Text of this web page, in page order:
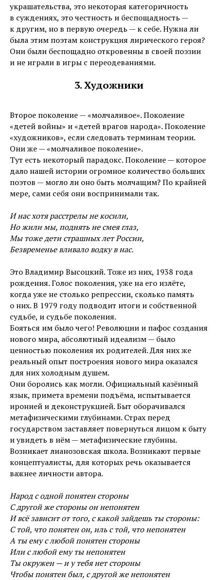
украшательства, это некоторая категоричность
в суждениях, это честность и беспощадность —
к другим, но в первую очередь — к себе. Нужна ли
была этим поэтам конструкция лирического героя?
Они были беспощадно откровенны в своей поэзии
и не играли в игры с переодеваниями.
3. Художники
Второе поколение — «молчаливое». Поколение
«детей войны» и «детей врагов народа». Поколение
«художников», если следовать терминам теории.
Они же — «молчаливое поколение».
Тут есть некоторый парадокс. Поколение — которое
дало нашей истории огромное количество больших
поэтов — могло ли оно быть молчащим? По крайней
мере, сами себя они воспринимали так.
И нас хотя расстрелы не косили,
Но жили мы, поднять не смея глаз,
Мы тоже дети страшных лет России,
Безвременье вливало водку в нас.
Это Владимир Высоцкий. Тоже из них, 1938 года
рождения. Голос поколения, уже на его излёте,
когда уже не столько репрессии, сколько память
о них. В 1979 году подводит итоги и собственной
судьбе, и судьбе поколения.
Бояться им было чего! Революции и пафос создания
нового мира, абсолютный идеализм — было
ценностью поколения их родителей. Для них же
реальный опыт построения нового мира оказался
для них холодным душем.
Они боролись как могли. Официальный казённый
язык, примета времени подъёма, испытывается
иронией и деконструкцией. Быт оборачивался
метафизическими глубинами. Страх перед
государством заставляет повернуться лицом к быту
и увидеть в нём — метафизические глубины.
Возникает лианозовская школа. Возникают первые
концептуалисты, для которых речь оказывается
важнее личности автора.
Народ с одной понятен стороны
С другой же стороны он непонятен
И всё зависит от того, с какой зайдешь ты стороны:
С той, что понятен он, иль с той, что непонятен
А ты ему с любой понятен стороны
Или с любой ему ты непонятен
Ты окружен — и у тебя нет стороны
Чтобы понятен был, с другой же непонятен